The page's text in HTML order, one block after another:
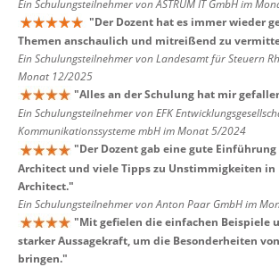
Ein Schulungsteilnehmer von ASTRUM IT GmbH im
"Der Dozent hat es immer wieder
Themen anschaulich und mitreißend zu
Ein Schulungsteilnehmer von Landesamt für Steuern
Monat 12/2025
"Alles an der Schulung hat mir
Ein Schulungsteilnehmer von EFK
Kommunikationssysteme mbH im Monat 5/2024
"Der Dozent gab eine gute
Architect und viele Tipps zu Unstimmigkeiten in
Architect."
Ein Schulungsteilnehmer von Anton Paar GmbH im
"Mit gefielen die einfachen Beispiele
starker Aussagekraft, um die Besonderheiten
bringen."